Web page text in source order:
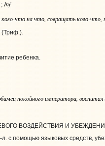
Inf
кого-что на что, совращатького-что,
(Триф.).
ребенка.
покойного императора, воспитал
ВОЗДЕЙСТВИЯ И
с помощью языковых средств,